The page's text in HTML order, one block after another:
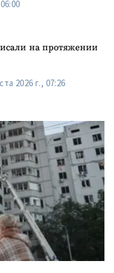
на протяжении
2026 г., 07:26